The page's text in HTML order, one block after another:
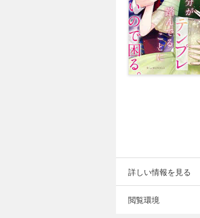
詳しい情報を見る
閲覧環境